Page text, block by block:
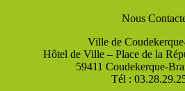
Nous
Ville de
Hôtel de Ville – Place de la
59411 Coudekerque-
Tél :